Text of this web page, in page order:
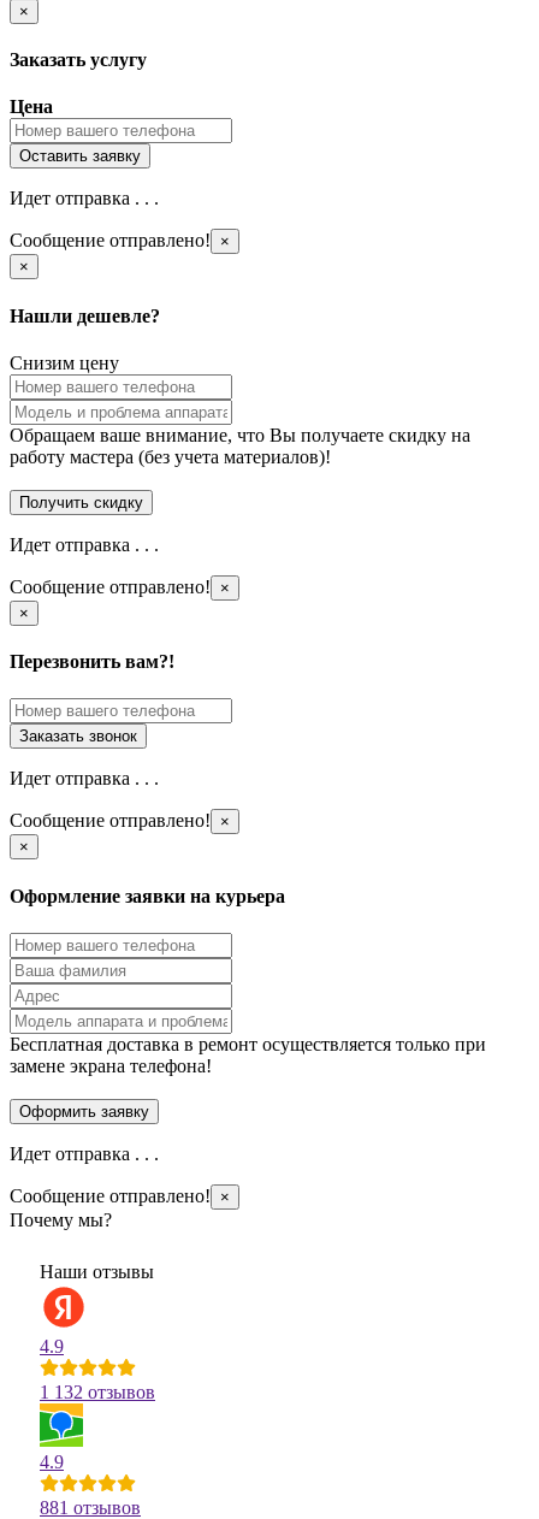
×
Заказать услугу
Цена
Идет отправка . . .
Сообщение отправлено!
×
×
Нашли дешевле?
Снизим цену
Обращаем ваше внимание, что Вы получаете скидку на
работу мастера (без учета материалов)!
Идет отправка . . .
Сообщение отправлено!
×
×
Перезвонить вам?!
Идет отправка . . .
Сообщение отправлено!
×
×
Оформление заявки на курьера
Бесплатная доставка в ремонт осуществляется только при
замене экрана телефона!
Идет отправка . . .
Сообщение отправлено! ×
Почему мы?
Наши отзывы
4.9
1 132 отзывов
4.9
881 отзывов